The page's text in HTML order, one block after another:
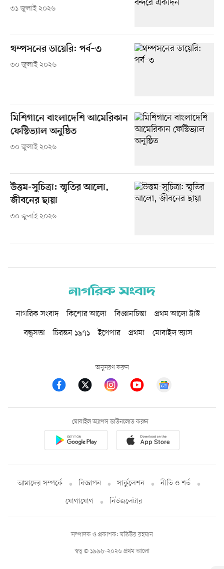
৩১ জুলাই ২০২৬
থম্পসনের ডায়েরি: পর্ব–৩
৩০ জুলাই ২০২৬
মিশিগানে বাংলাদেশি আমেরিকান
ফেস্টিভ্যাল অনুষ্ঠিত
৩০ জুলাই ২০২৬
উত্তম-সুচিত্রা: স্মৃতির আলো,
জীবনের ছায়া
৩০ জুলাই ২০২৬
নাগরিক সংবাদ কিশোর আলো বিজ্ঞানচিন্তা
প্রথম আলো ট্রাস্ট
বন্ধুসভা
চিরন্তন ১৯৭১ ইপেপার প্রথমা মোবাইল ভ্যাস
অনুসরণ করুন
মোবাইল অ্যাপস ডাউনলোড করুন
আমাদের সম্পর্কে বিজ্ঞাপন সার্কুলেশন
নীতি ও শর্ত
যোগাযোগ
নিউজলেটার
স্বত্ব © ১৯৯৮-২০২৬ প্রথম আলো
সম্পাদক ও প্রকাশক: মতিউর রহমান